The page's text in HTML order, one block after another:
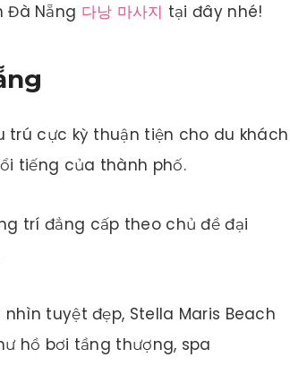
Đà Nẵng 다낭 마사지 tại đây nhé!
trú cực kỳ thuận tiện cho du khách
tiếng của thành phố.
trí đẳng cấp theo chủ đề đại
tuyệt đẹp, Stella Maris Beach
hồ bơi tầng thượng, spa